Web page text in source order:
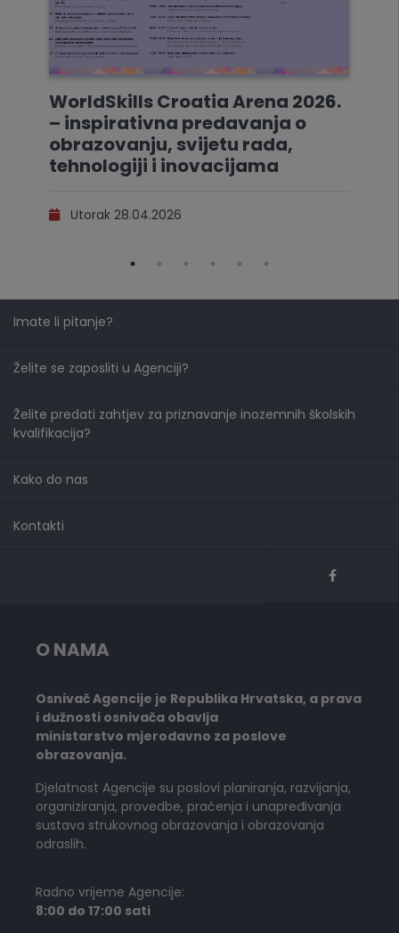
WorldSkills Croatia Arena 2026.
– inspirativna predavanja o
obrazovanju, svijetu rada,
tehnologiji i inovacijama
Utorak 28.04.2026
Imate li pitanje?
Želite se zaposliti u Agenciji?
Želite predati zahtjev za priznavanje inozemnih školskih
kvalifikacija?
Kako do nas
Kontakti
O NAMA
Osnivač Agencije je Republika Hrvatska, a prava
i dužnosti osnivača obavlja
ministarstvo mjerodavno za poslove
obrazovanja.
Djelatnost Agencije su poslovi planiranja, razvijanja,
organiziranja, provedbe, praćenja i unapređivanja
sustava strukovnog obrazovanja i obrazovanja
odraslih.
Radno vrijeme Agencije:
8:00 do 17:00 sati